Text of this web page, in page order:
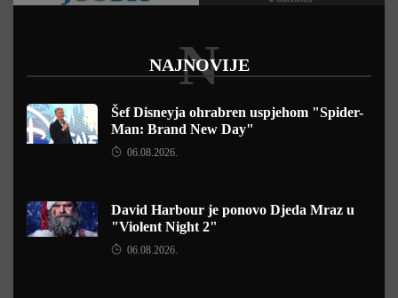
NAJNOVIJE
N
Šef Disneyja ohrabren uspjehom "Spider-
Man: Brand New Day"
06.08.2026.
David Harbour je ponovo Djeda Mraz u
"Violent Night 2"
06.08.2026.